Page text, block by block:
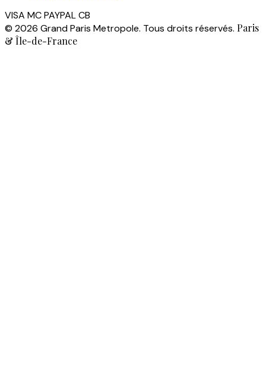
VISA MCPAYPALCB
© 2026 Grand Paris Metropole. Tous droits réservés. Paris
& Île-de-France